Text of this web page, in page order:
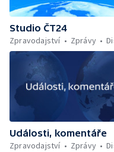
Studio ČT24
Zpravodajství
Zprávy
Události, komentáře
Zpravodajství
Zprávy